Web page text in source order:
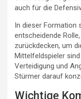
auch für die
In dieser Formation
entscheidende
zurückdecken, um
Mittelfeldspieler
Verteidigung und
Stürmer darauf
Wichtige